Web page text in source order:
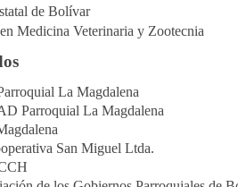
de Bolívar
Medicina Veterinaria y Zootecnia
La Magdalena
Parroquial La Magdalena
San Miguel Ltda.